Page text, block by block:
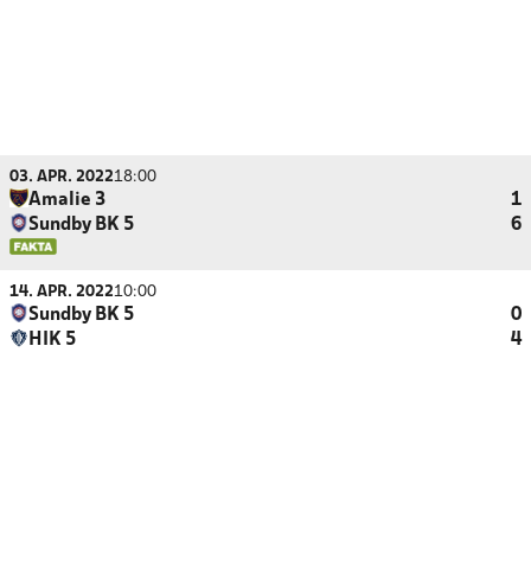
03. APR. 202218:00
Amalie 3
1
Sundby BK 5
6
14. APR. 202210:00
Sundby BK 5
0
HIK 5
4